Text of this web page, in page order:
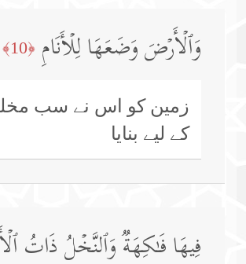
وَٱلۡأَرۡضَ وَضَعَهَا لِلۡأَنَامِ ﴿10﴾
زمین کو اس نے سب
کے لیے بنایا
فِیهَا فَـٰكِهَةࣱ وَٱلنَّخۡلُ ذَاتُ